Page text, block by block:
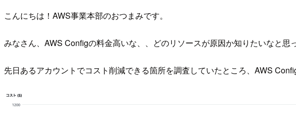
こんにちは！AWS事業本部のおつまみです。
みなさん、AWS Configの料金高いな、、どのリソースが原因か知りたいなと思
先日あるアカウントでコスト削減できる箇所を調査していたところ、AWS